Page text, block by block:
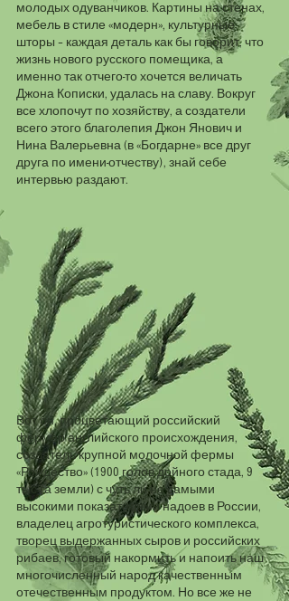
молодых одуванчиков. Картины на стенах,
мебель в стиле «модерн», культурные
шторы – каждая деталь как бы говорит, что
жизнь нового русского помещика, а
именно так отчего-то хочется величать
Джона Кописки, удалась на славу. Вокруг
все хлопочут по хозяйству, а создатели
всего этого благолепия Джон Янович и
Нина Валерьевна (в «Богдарне» все друг
друга по имени-отчеству), знай себе
интервью раздают.
Вот он, процветающий российский
фермер английского происхождения,
создатель крупной молочной фермы
«Рождество» (1900 голов дойного стада, 9
тыс га земли) с чуть ли не самыми
высокими показателями надоев в России,
владелец агротуристического комплекса,
творец выдержанных сыров и российских
рибаев, готовый накормить и напоить наш
многочисленный народ качественным
отечественным продуктом. Но все же не